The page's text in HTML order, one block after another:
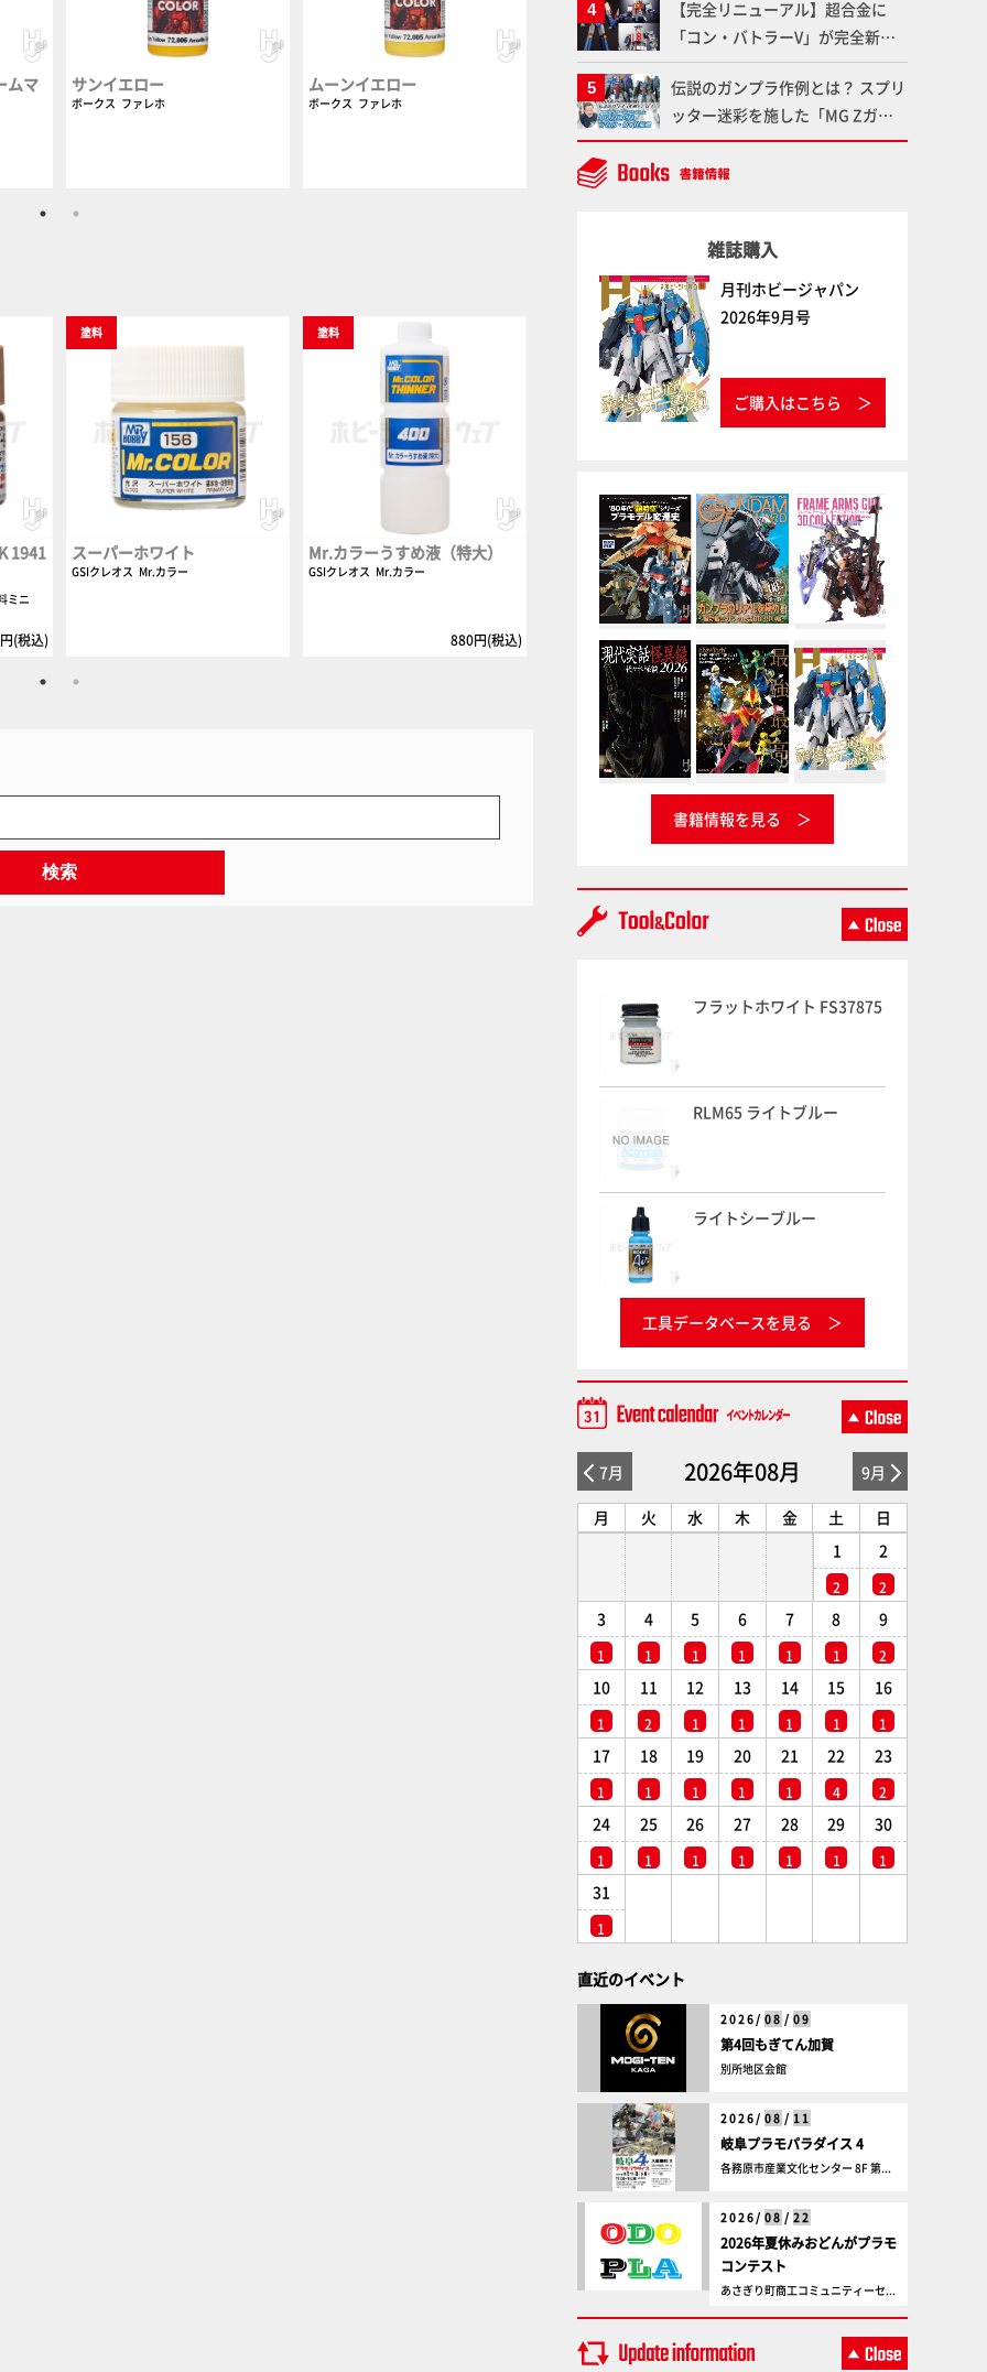
ムマ
サンイエロー
ボークス ファレホ
ムーンイエロー
ボークス ファレホ
ゴールドイエロー
ボークス ファレホ
ペールフレッシュ
1941
ミニ
(税込)
塗料
スーパーホワイト
GSIクレオス Mr.カラー
塗料
Mr.カラーうすめ液（特大）
GSIクレオス Mr.カラー
880円(税込)
Vカラー専用シンナー 200cc
Vカラー
インシグニアホワイト
タミヤ タミヤカラー ラッカー塗料
検索
【完全リニューアル】超合金に
「コン・バトラーV」が完全新規
造形で登場！気になる仕様を試作
品の撮り下ろしでご紹介!!さらに
「大鉄人17」＆「ワンエイト」セ
ット情報もお届け！【超合金の
魂】
伝説のガンプラ作例とは？ スプリ
ッター迷彩を施した「MG Zガン
ダム アムロ・レイ仕様機」をMAX
渡辺がふたたび塗る!!【試し読
雑誌購入
月刊ホビージャパン
2026年9月号
ご購入はこちら
書籍情報を見る
フラットホワイト FS37875
RLM65 ライトブルー
ライトシーブルー
工具データベースを見る
7月 2026年08月 9月
月 火 水 木 金 土
日
1
2
2
2
3
1
4
1
5
1
6
1
7
1
8
1
9
2
10
1
11
2
12
1
13
1
14
1
15
1
16
1
17
1
18
1
19
1
20
1
21
1
22
4
23
2
24
1
25
1
26
1
27
1
28
1
29
1
30
1
31
1
直近のイベント
2026/ 08 / 09
第4回もぎてん加賀
別所地区会館
2026/ 08 / 11
岐阜プラモパラダイス 4
各務原市産業文化センター 8F 第...
2026/ 08 / 22
2026年夏休みおどんがプラモ
コンテスト
あさぎり町商工コミュニティーセ...